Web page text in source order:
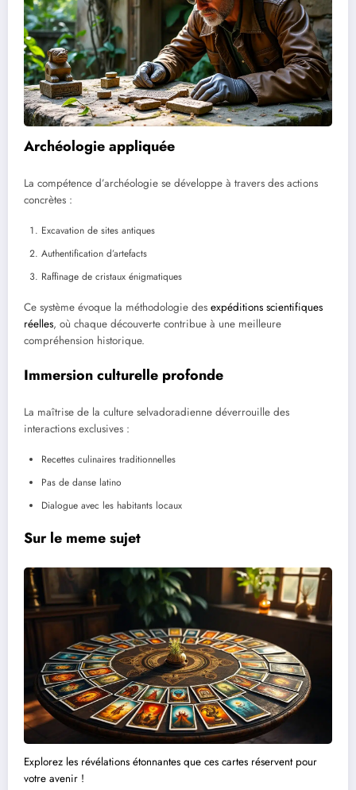
Archéologie appliquée
La compétence d’archéologie se développe à travers des actions
concrètes :
Excavation de sites antiques
Authentification d’artefacts
Raffinage de cristaux énigmatiques
Ce système évoque la méthodologie des expéditions scientifiques
réelles, où chaque découverte contribue à une meilleure
compréhension historique.
Immersion culturelle profonde
La maîtrise de la culture selvadoradienne déverrouille des
interactions exclusives :
Recettes culinaires traditionnelles
Pas de danse latino
Dialogue avec les habitants locaux
Sur le meme sujet
Explorez les révélations étonnantes que ces cartes réservent pour
votre avenir !